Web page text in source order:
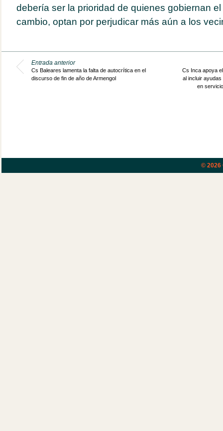
debería ser la prioridad de quienes gobiernan
cambio, optan por perjudicar más aún a los
Entrada anterior
Cs Baleares lamenta la falta de autocrítica en el
discurso de fin de año de Armengol
Cs Inca apoya
al incluir
en
© 2026